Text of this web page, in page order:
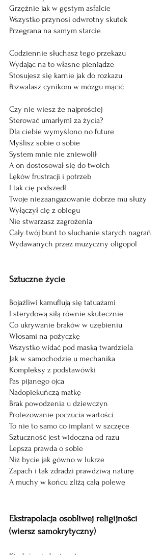
Grzęźnie jak w gęstym asfalcie
Wszystko przynosi odwrotny skutek
Przegrana na samym starcie
Codziennie słuchasz tego przekazu
Wydając na to własne pieniądze
Stosujesz się karnie jak do rozkazu
Pozwalasz cynikom w mózgu mącić
Czy nie wiesz że najprościej
Sterować umarłymi za życia?
Dla ciebie wymyślono no future
Myślisz sobie o sobie
System mnie nie zniewolił
A on dostosował się do twoich
Lęków frustracji i potrzeb
I tak cię podszedł
Twoje niezaangażowanie dobrze mu służy
Wyłączył cię z obiegu
Nie stwarzasz zagrożenia
Cały twój bunt to słuchanie starych nagrań
Wydawanych przez muzyczny oligopol
Sztuczne życie
Bojaźliwi kamuflują się tatuażami
I sterydową siłą równie skutecznie
Co ukrywanie braków w uzębieniu
Włosami na pożyczkę
Wszystko widać pod maską twardziela
Jak w samochodzie u mechanika
Kompleksy z podstawówki
Pas pijanego ojca
Nadopiekuńczą matkę
Brak powodzenia u dziewczyn
Protezowanie poczucia wartości
To nie to samo co implant w szczęce
Sztuczność jest widoczna od razu
Lepsza prawda o sobie
Niż bycie jak gówno w lukrze
Zapach i tak zdradzi prawdziwą naturę
A muchy w końcu zliżą całą polewę
Ekstrapolacja osobliwej religijności
(wiersz samokrytyczny)